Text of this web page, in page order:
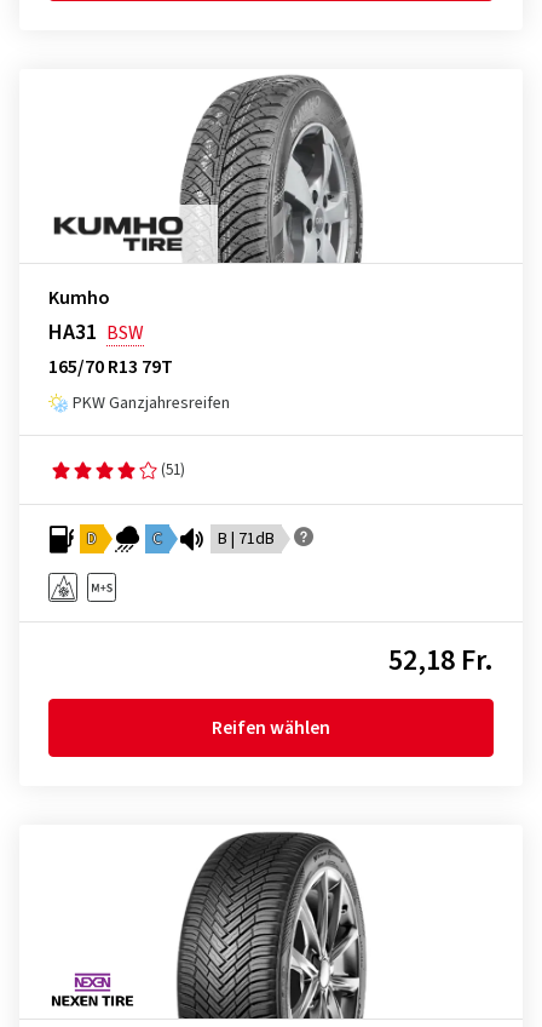
Kumho
HA31 BSW
165/70 R13 79T
PKW Ganzjahresreifen
(51)
D C B | 71dB
52,18 Fr.
Reifen wählen